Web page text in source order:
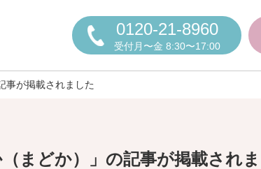
0120-21-8960
受付月〜金 8:30〜17:00
事が掲載されました
まどか）」の記事が掲載され